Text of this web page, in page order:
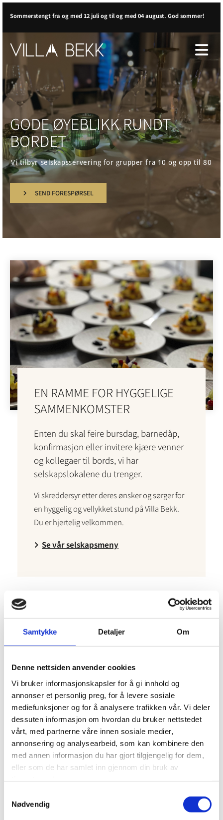
Samtykke Detaljer Om
Denne nettsiden anvender cookies
Vi bruker informasjonskapsler for å gi innhold og
annonser et personlig preg, for å levere sosiale
mediefunksjoner og for å analysere trafikken vår. Vi deler
dessuten informasjon om hvordan du bruker nettstedet
vårt, med partnerne våre innen sosiale medier,
annonsering og analysearbeid, som kan kombinere den
med annen informasjon du har gjort tilgjengelig for dem,
eller som de har samlet inn gjennom din bruk av
Nødvendig
Sommerstengt fra og med 12 juli og til og med 04 august. God sommer!
GODE ØYEBLIKK RUNDT
BORDET
Vi tilbyr selskapsservering for grupper fra 10 og opp til 80
SEND FORESPØRSEL
EN RAMME FOR HYGGELIGE
SAMMENKOMSTER
Enten du skal feire bursdag, barnedåp,
konfirmasjon eller invitere kjære venner
og kollegaer til bords, vi har
selskapslokalene du trenger.
Vi skreddersyr etter deres ønsker og sørger for
en hyggelig og vellykket stund på Villa Bekk.
Du er hjertelig velkommen.
 Se vår selskapsmeny
ARRANGEMENTER HOS VILLA BEKK
Vi ønsker å arrangere hyggelige kvelder som italiensk
aften med opera, winemakers dinner med mer, se
våre arrangementer under: